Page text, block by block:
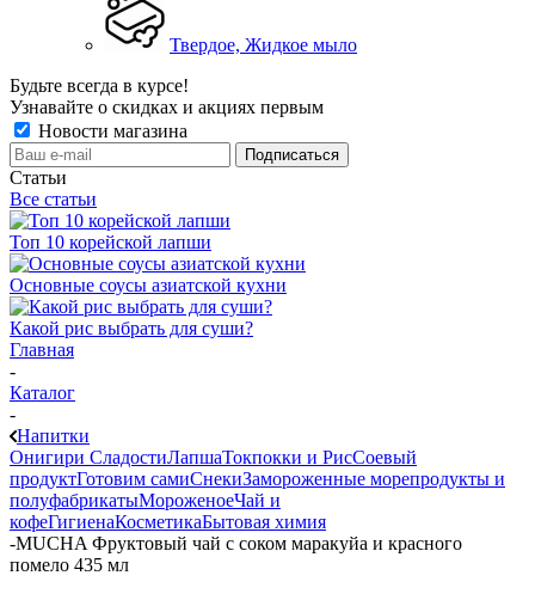
Твердое, Жидкое мыло
Будьте всегда в курсе!
Узнавайте о скидках и акциях первым
Новости магазина
Статьи
Все статьи
Топ 10 корейской лапши
Основные соусы азиатской кухни
Какой рис выбрать для суши?
Главная
-
Каталог
-
Напитки
Онигири СладостиЛапшаТокпокки и РисСоевый
продуктГотовим самиСнекиЗамороженные морепродукты и
полуфабрикатыМороженоеЧай и
кофеГигиенаКосметикаБытовая химия
-MUCHA Фруктовый чай с соком маракуйа и красного
помело 435 мл